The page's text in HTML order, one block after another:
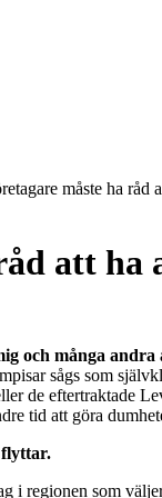
måste ha råd
att ha
och många
sågs som
de eftertraktade
tid att göra
flyttar.
i regionen som